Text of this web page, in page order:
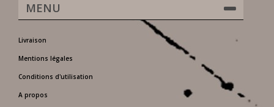
MENU
Livraison
Mentions légales
Conditions d'utilisation
A propos